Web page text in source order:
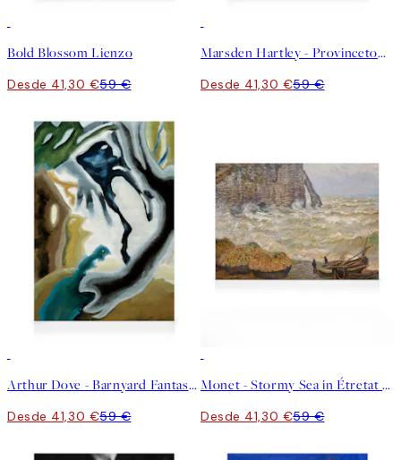
Bold Blossom Lienzo
Desde 41,30 €59 €
Marsden Hartley - Provincetown Lienzo
Desde 41,30 €59 €
Arthur Dove - Barnyard Fantasy Lienzo
Desde 41,30 €59 €
Monet - Stormy Sea in Étretat Lienzo
Desde 41,30 €59 €